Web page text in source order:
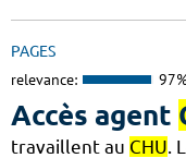
PAGES
relevance:
Accès agent
travaillent au CHU.